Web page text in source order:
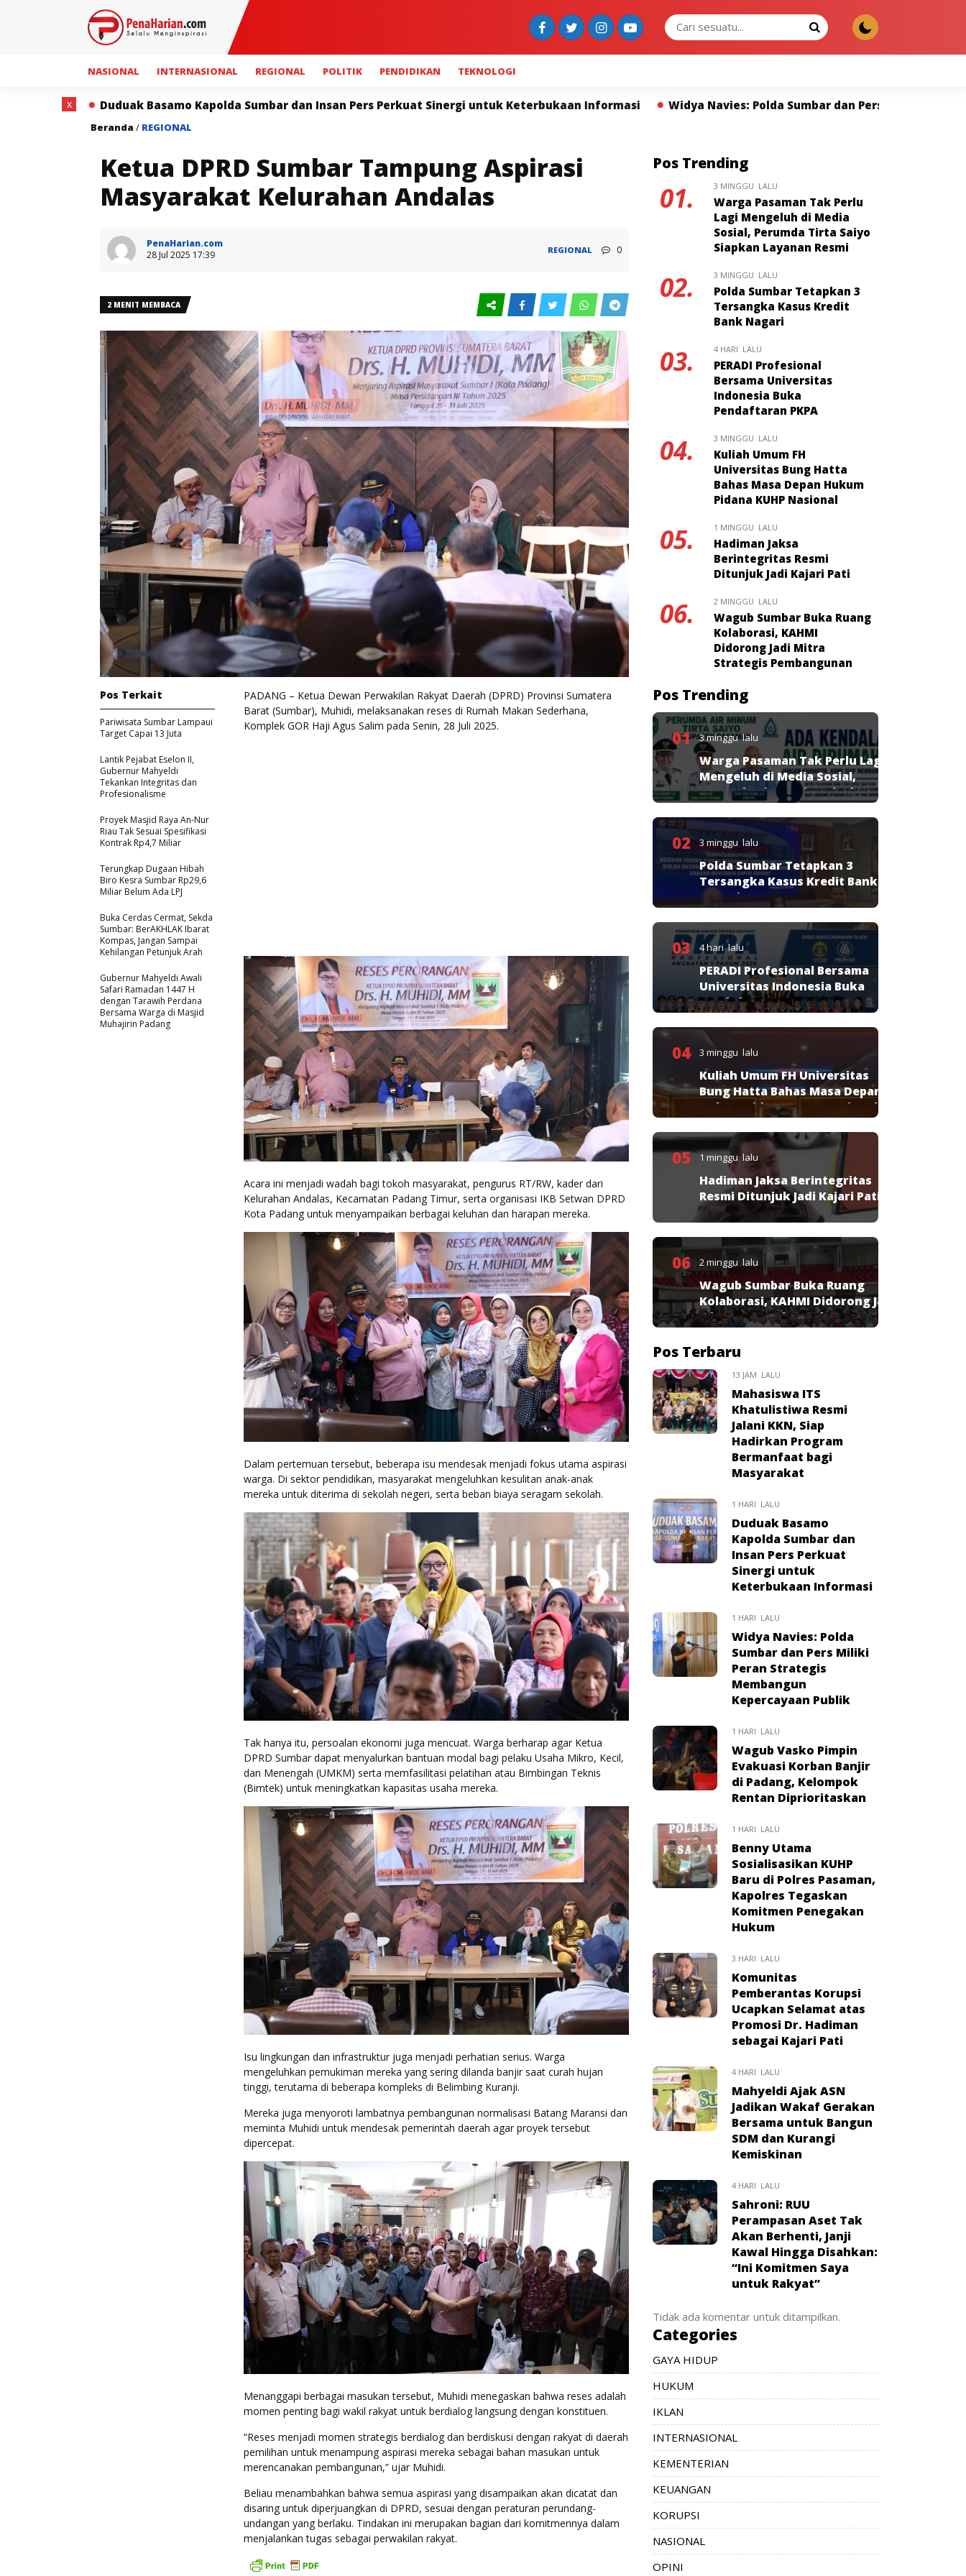
NASIONAL INTERNASIONAL REGIONAL POLITIK PENDIDIKAN TEKNOLOGI
Sumbar dan Insan Pers Perkuat Sinergi untuk Keterbukaan Informasi Widya Navies: Polda Sumbar dan Pers Miliki Peran Strategis Membangun Kepercayaan
Beranda / REGIONAL
Ketua DPRD Sumbar Tampung Aspirasi
Masyarakat Kelurahan Andalas
PenaHarian.com
28 Jul 2025 17:39
REGIONAL 0
2 MENIT MEMBACA
PADANG – Ketua Dewan Perwakilan Rakyat Daerah (DPRD) Provinsi Sumatera
Barat (Sumbar), Muhidi, melaksanakan reses di Rumah Makan Sederhana,
Komplek GOR Haji Agus Salim pada Senin, 28 Juli 2025.
Acara ini menjadi wadah bagi tokoh masyarakat, pengurus RT/RW, kader dari
Kelurahan Andalas, Kecamatan Padang Timur, serta organisasi IKB Setwan DPRD
Kota Padang untuk menyampaikan berbagai keluhan dan harapan mereka.
Dalam pertemuan tersebut, beberapa isu mendesak menjadi fokus utama aspirasi
warga. Di sektor pendidikan, masyarakat mengeluhkan kesulitan anak-anak
mereka untuk diterima di sekolah negeri, serta beban biaya seragam sekolah.
Tak hanya itu, persoalan ekonomi juga mencuat. Warga berharap agar Ketua
DPRD Sumbar dapat menyalurkan bantuan modal bagi pelaku Usaha Mikro, Kecil,
dan Menengah (UMKM) serta memfasilitasi pelatihan atau Bimbingan Teknis
(Bimtek) untuk meningkatkan kapasitas usaha mereka.
Isu lingkungan dan infrastruktur juga menjadi perhatian serius. Warga
mengeluhkan pemukiman mereka yang sering dilanda banjir saat curah hujan
tinggi, terutama di beberapa kompleks di Belimbing Kuranji.
Mereka juga menyoroti lambatnya pembangunan normalisasi Batang Maransi dan
meminta Muhidi untuk mendesak pemerintah daerah agar proyek tersebut
dipercepat.
Menanggapi berbagai masukan tersebut, Muhidi menegaskan bahwa reses adalah
momen penting bagi wakil rakyat untuk berdialog langsung dengan konstituen.
“Reses menjadi momen strategis berdialog dan berdiskusi dengan rakyat di daerah
pemilihan untuk menampung aspirasi mereka sebagai bahan masukan untuk
merencanakan pembangunan,” ujar Muhidi.
Beliau menambahkan bahwa semua aspirasi yang disampaikan akan dicatat dan
disaring untuk diperjuangkan di DPRD, sesuai dengan peraturan perundang-
undangan yang berlaku. Tindakan ini merupakan bagian dari komitmennya dalam
menjalankan tugas sebagai perwakilan rakyat.
Pos Terkait
Pariwisata Sumbar Lampaui
Target Capai 13 Juta
Lantik Pejabat Eselon II,
Gubernur Mahyeldi
Tekankan Integritas dan
Profesionalisme
Proyek Masjid Raya An-Nur
Riau Tak Sesuai Spesifikasi
Kontrak Rp4,7 Miliar
Terungkap Dugaan Hibah
Biro Kesra Sumbar Rp29,6
Miliar Belum Ada LPJ
Buka Cerdas Cermat, Sekda
Sumbar: BerAKHLAK Ibarat
Kompas, Jangan Sampai
Kehilangan Petunjuk Arah
Gubernur Mahyeldi Awali
Safari Ramadan 1447 H
dengan Tarawih Perdana
Bersama Warga di Masjid
Muhajirin Padang
Pos Trending
01. 3 MINGGU LALU
Warga Pasaman Tak Perlu
Lagi Mengeluh di Media
Sosial, Perumda Tirta Saiyo
Siapkan Layanan Resmi
02. 3 MINGGU LALU
Polda Sumbar Tetapkan 3
Tersangka Kasus Kredit
Bank Nagari
03. 4 HARI LALU
PERADI Profesional
Bersama Universitas
Indonesia Buka
Pendaftaran PKPA
04. 3 MINGGU LALU
Kuliah Umum FH
Universitas Bung Hatta
Bahas Masa Depan Hukum
Pidana KUHP Nasional
05. 1 MINGGU LALU
Hadiman Jaksa
Berintegritas Resmi
Ditunjuk Jadi Kajari Pati
06. 2 MINGGU LALU
Wagub Sumbar Buka Ruang
Kolaborasi, KAHMI
Didorong Jadi Mitra
Strategis Pembangunan
Pos Trending
01 3 minggu lalu
Warga Pasaman Tak Perlu Lagi
Mengeluh di Media Sosial,
Perumda Tirta Saiyo Siapkan
Layanan Resmi
02 3 minggu lalu
Polda Sumbar Tetapkan 3
Tersangka Kasus Kredit Bank
Nagari
03 4 hari lalu
PERADI Profesional Bersama
Universitas Indonesia Buka
Pendaftaran PKPA
04 3 minggu lalu
Kuliah Umum FH Universitas
Bung Hatta Bahas Masa Depan
Hukum Pidana KUHP Nasional
05 1 minggu lalu
Hadiman Jaksa Berintegritas
Resmi Ditunjuk Jadi Kajari Pati
06 2 minggu lalu
Wagub Sumbar Buka Ruang
Kolaborasi, KAHMI Didorong Jadi
Mitra Strategis Pembangunan
Pos Terbaru
13 JAM LALU
Mahasiswa ITS
Khatulistiwa Resmi
Jalani KKN, Siap
Hadirkan Program
Bermanfaat bagi
Masyarakat
1 HARI LALU
Duduak Basamo
Kapolda Sumbar dan
Insan Pers Perkuat
Sinergi untuk
Keterbukaan Informasi
1 HARI LALU
Widya Navies: Polda
Sumbar dan Pers Miliki
Peran Strategis
Membangun
Kepercayaan Publik
1 HARI LALU
Wagub Vasko Pimpin
Evakuasi Korban Banjir
di Padang, Kelompok
Rentan Diprioritaskan
1 HARI LALU
Benny Utama
Sosialisasikan KUHP
Baru di Polres Pasaman,
Kapolres Tegaskan
Komitmen Penegakan
Hukum
3 HARI LALU
Komunitas
Pemberantas Korupsi
Ucapkan Selamat atas
Promosi Dr. Hadiman
sebagai Kajari Pati
4 HARI LALU
Mahyeldi Ajak ASN
Jadikan Wakaf Gerakan
Bersama untuk Bangun
SDM dan Kurangi
Kemiskinan
4 HARI LALU
Sahroni: RUU
Perampasan Aset Tak
Akan Berhenti, Janji
Kawal Hingga Disahkan:
“Ini Komitmen Saya
untuk Rakyat”
Tidak ada komentar untuk ditampilkan.
Categories
GAYA HIDUP
HUKUM
IKLAN
INTERNASIONAL
KEMENTERIAN
KEUANGAN
KORUPSI
NASIONAL
OPINI
x